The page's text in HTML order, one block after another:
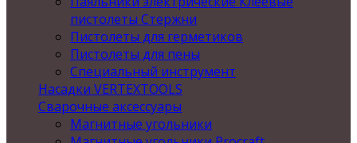
пистолеты Стержни
Пистолеты для герметиков
Пистолеты для пены
Специальный инструмент
Насадки VERTEXTOOLS
Сварочные аксессуары
Магнитные угольники